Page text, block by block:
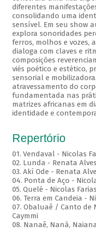
diferentes
consolidando uma
sensível. Em seu show
explora sonoridades
ferros, molhos e vozes,
dialoga com claves e
composições
viés poético e estético,
sensorial e
atravessamento do
fundamentada nas
matrizes africanas em
identidade e
Repertório
01. Vendaval - Nicolas
02. Lunda - Renata
03. Akí Ode - Renata
04. Ponta de Aço -
05. Quelé - Nicolas Farias
06. Terra em Candeia -
07. Obaluaê / Canto de
Caymmi
08. Nanaê, Nanã,